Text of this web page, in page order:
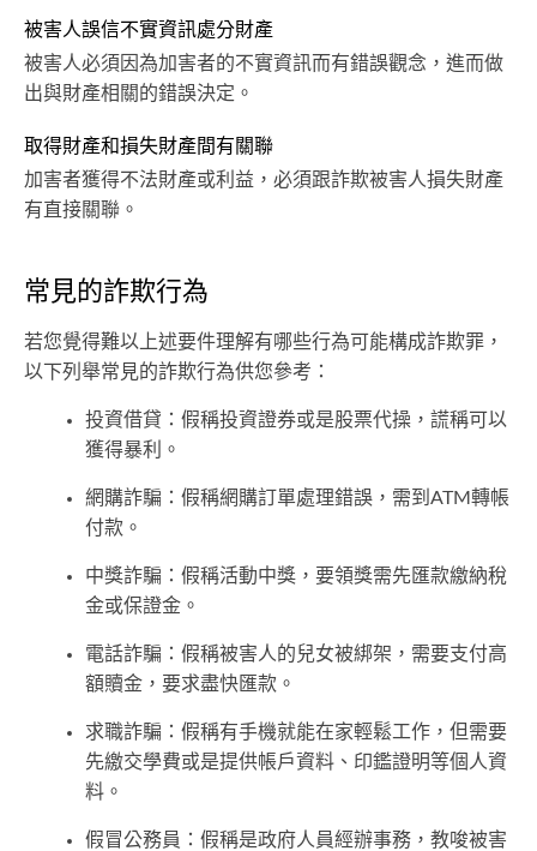
被害人誤信不實資訊處分財產
被害人必須因為加害者的不實資訊而有錯誤觀念，進而做
出與財產相關的錯誤決定。
取得財產和損失財產間有關聯
加害者獲得不法財產或利益，必須跟詐欺被害人損失財產
有直接關聯。
常見的詐欺行為
若您覺得難以上述要件理解有哪些行為可能構成詐欺罪，
以下列舉常見的詐欺行為供您參考：
投資借貸：假稱投資證券或是股票代操，謊稱可以
獲得暴利。
網購詐騙：假稱網購訂單處理錯誤，需到ATM轉帳
付款。
中獎詐騙：假稱活動中獎，要領獎需先匯款繳納稅
金或保證金。
電話詐騙：假稱被害人的兒女被綁架，需要支付高
額贖金，要求盡快匯款。
求職詐騙：假稱有手機就能在家輕鬆工作，但需要
先繳交學費或是提供帳戶資料、印鑑證明等個人資
料。
假冒公務員：假稱是政府人員經辦事務，教唆被害